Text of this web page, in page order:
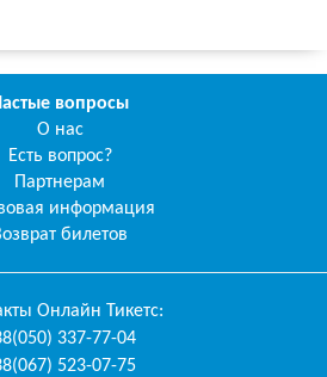
вопросы
О нас
Есть вопрос?
Партнерам
информация
билетов
Онлайн Тикетс:
337-77-04
523-07-75